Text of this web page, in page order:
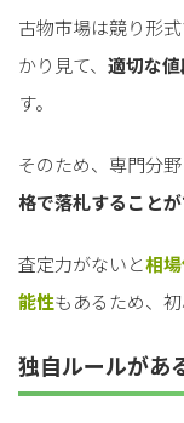
古物市場は競り形
かり見て、 適切な
す。
そのため、専門分
格で落札すること
査定力がないと相
能性もあるため、
独自ルールがあ